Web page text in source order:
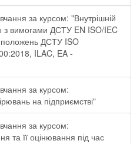
за курсом: "Внутрішній
з вимогами ДСТУ EN ISO/IEC
ДСТУ ISO
ILAC, EA -
за курсом:
на підприємстві"
за курсом:
та її оцінювання під час